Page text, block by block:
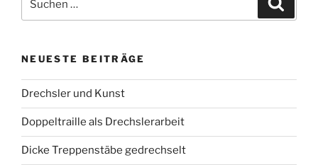
nach:
NEUESTE BEITRÄGE
Drechsler und Kunst
Doppeltraille als Drechslerarbeit
Dicke Treppenstäbe gedrechselt